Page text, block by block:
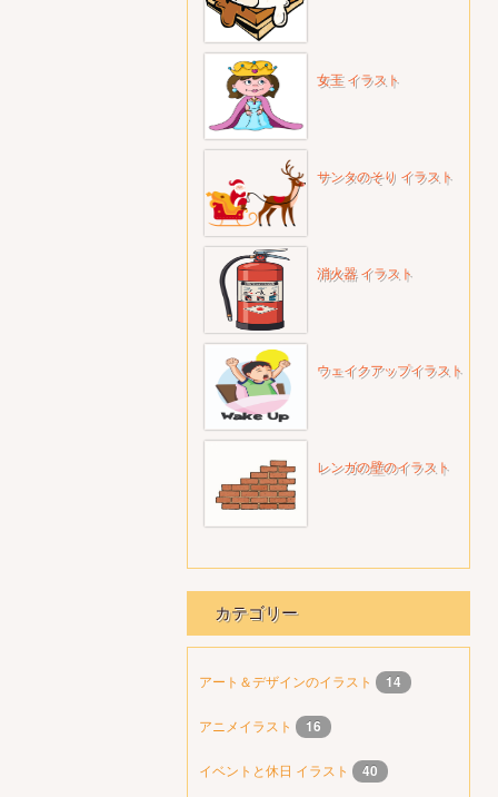
女王 イラスト
サンタのそり イラスト
消火器 イラスト
ウェイクアップイラスト
レンガの壁のイラスト
カテゴリー
アート＆デザインのイラスト 14
アニメイラスト 16
イベントと休日 イラスト 40